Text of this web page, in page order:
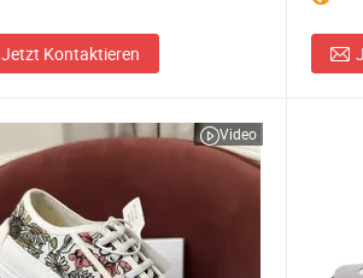
Jetzt Kontaktieren
Video